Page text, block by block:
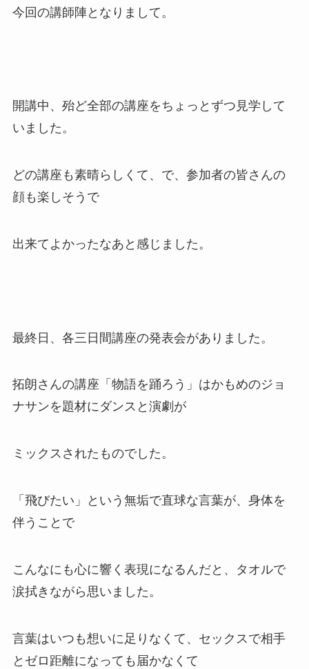
今回の講師陣となりまして。
開講中、殆ど全部の講座をちょっとずつ見学して
いました。
どの講座も素晴らしくて、で、参加者の皆さんの
顔も楽しそうで
出来てよかったなあと感じました。
最終日、各三日間講座の発表会がありました。
拓朗さんの講座「物語を踊ろう」はかもめのジョ
ナサンを題材にダンスと演劇が
ミックスされたものでした。
「飛びたい」という無垢で直球な言葉が、身体を
伴うことで
こんなにも心に響く表現になるんだと、タオルで
涙拭きながら思いました。
言葉はいつも想いに足りなくて、セックスで相手
とゼロ距離になっても届かなくて